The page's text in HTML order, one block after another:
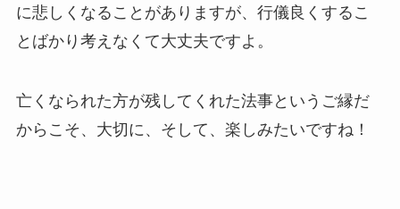
に悲しくなることがありますが、行儀良くするこ
とばかり考えなくて大丈夫ですよ。
亡くなられた方が残してくれた法事というご縁だ
からこそ、大切に、そして、楽しみたいですね！